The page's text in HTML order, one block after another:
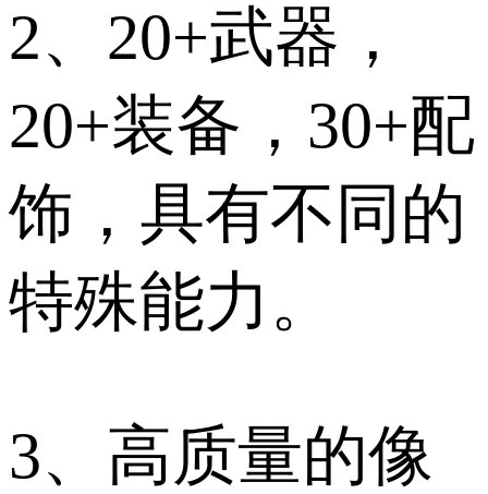
2、20+武器，
20+装备，30+配
饰，具有不同的
特殊能力。
3、高质量的像